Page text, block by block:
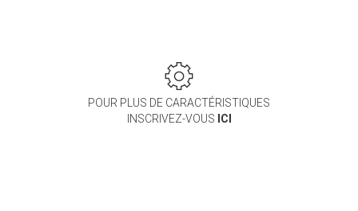
POUR PLUS DE CARACTÉRISTIQUES
INSCRIVEZ-VOUS ICI